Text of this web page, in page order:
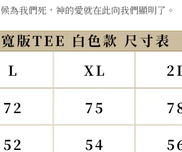
為我們死，神的愛就在此向我們顯明了。